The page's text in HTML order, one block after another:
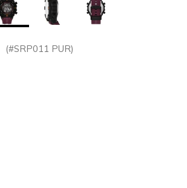
(#SRP011 PUR)